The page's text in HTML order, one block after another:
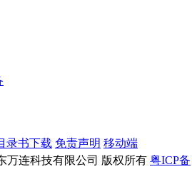
录书下载 免责声明 移动端
万连科技有限公司 版权所有 粤ICP备